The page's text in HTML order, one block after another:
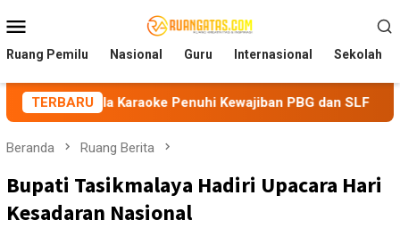
ke
kontenMobile
Ruang Pemilu Nasional Guru Internasional Sekolah
TERBARU
Karaoke Penuhi Kewajiban PBG dan SLF BEM
Beranda Ruang Berita
Bupati Tasikmalaya Hadiri Upacara Hari
Kesadaran Nasional